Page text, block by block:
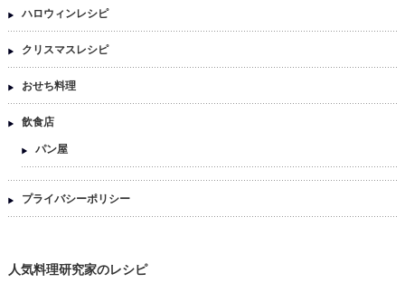
ハロウィンレシピ
クリスマスレシピ
おせち料理
飲食店
パン屋
プライバシーポリシー
人気料理研究家のレシピ